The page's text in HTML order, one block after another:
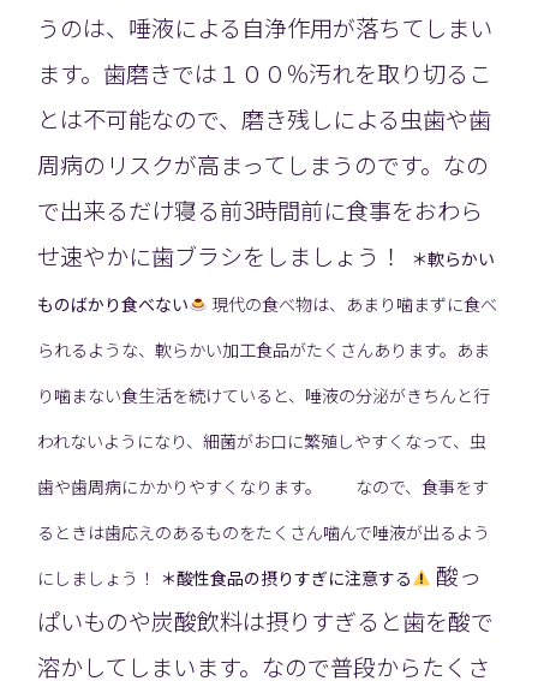
うのは、唾液による自浄作用が落ちてしまい
ます。歯磨きでは１００％汚れを取り切るこ
とは不可能なので、磨き残しによる虫歯や歯
周病のリスクが高まってしまうのです。なの
で出来るだけ寝る前3時間前に食事をおわら
せ速やかに歯ブラシをしましょう！
＊軟らかい
ものばかり食べない
現代の食べ物は、あまり噛まずに食べ
られるような、軟らかい加工食品がたくさんあります。あま
り噛まない食生活を続けていると、唾液の分泌がきちんと行
われないようになり、細菌がお口に繁殖しやすくなって、虫
歯や歯周病にかかりやすくなります。 なので、食事をす
るときは歯応えのあるものをたくさん噛んで唾液が出るよう
にしましょう！ ＊酸性食品の摂りすぎに注意する
酸っ
ぱいものや炭酸飲料は摂りすぎると歯を酸で
溶かしてしまいます。なので普段からたくさ